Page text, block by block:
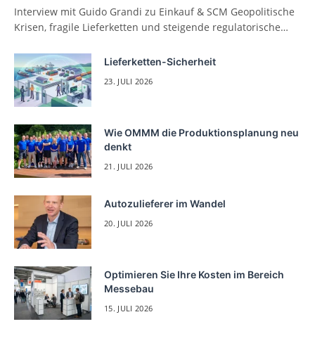
Interview mit Guido Grandi zu Einkauf & SCM Geopolitische
Krisen, fragile Lieferketten und steigende regulatorische…
Lieferketten-Sicherheit
23. JULI 2026
Wie OMMM die Produktionsplanung neu
denkt
21. JULI 2026
Autozulieferer im Wandel
20. JULI 2026
Optimieren Sie Ihre Kosten im Bereich
Messebau
15. JULI 2026